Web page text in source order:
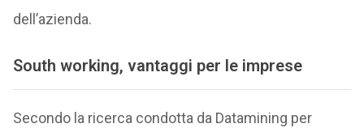
dell’azienda.
South working, vantaggi per le imprese
Secondo la ricerca condotta da Datamining per